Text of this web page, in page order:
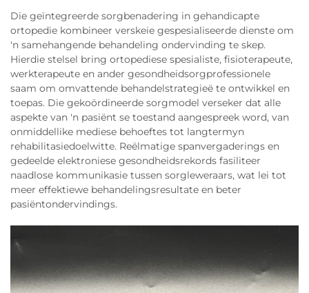
Die geïntegreerde sorgbenadering in gehandicapte
ortopedie kombineer verskeie gespesialiseerde dienste om
'n samehangende behandeling ondervinding te skep.
Hierdie stelsel bring ortopediese spesialiste, fisioterapeute,
werkterapeute en ander gesondheidsorgprofessionele
saam om omvattende behandelstrategieë te ontwikkel en
toepas. Die gekoördineerde sorgmodel verseker dat alle
aspekte van 'n pasiënt se toestand aangespreek word, van
onmiddellike mediese behoeftes tot langtermyn
rehabilitasiedoelwitte. Reëlmatige spanvergaderings en
gedeelde elektroniese gesondheidsrekords fasiliteer
naadlose kommunikasie tussen sorgleweraars, wat lei tot
meer effektiewe behandelingsresultate en beter
pasiëntondervindings.